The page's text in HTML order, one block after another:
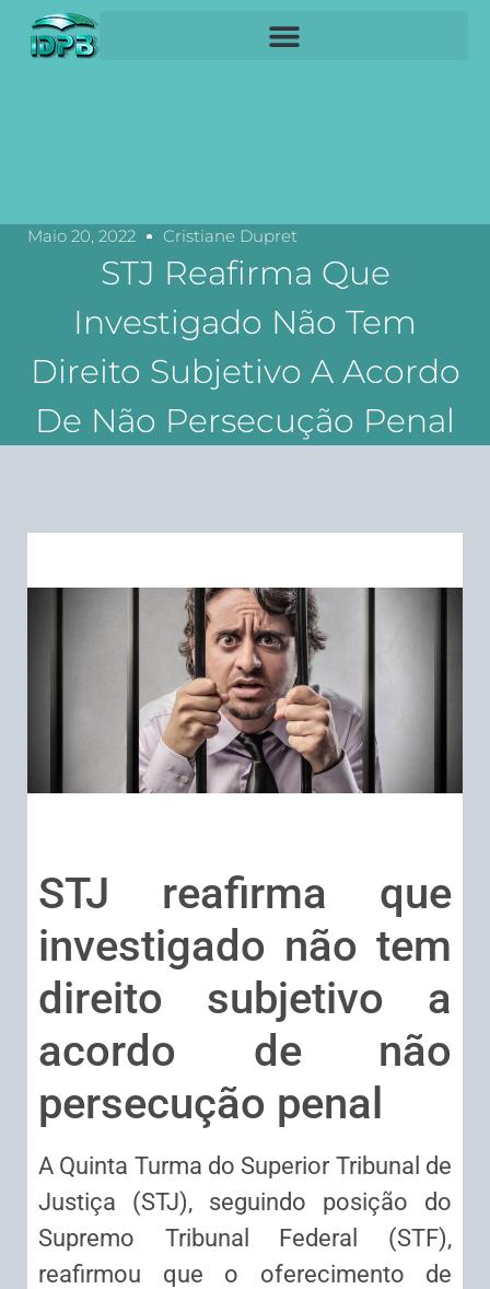
Maio 20, 2022 Cristiane Dupret
STJ Reafirma Que
Investigado Não Tem
Direito Subjetivo A Acordo
De Não Persecução Penal
STJ reafirma que
investigado não tem
direito subjetivo a
acordo de não
persecução penal
​A Quinta Turma do Superior Tribunal de
Justiça (STJ), seguindo posição do
Supremo Tribunal Federal (STF),
reafirmou que o oferecimento de